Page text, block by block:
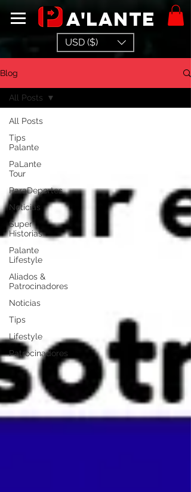
a'lante
USD ($)
Blog
All Posts
Tips
Palante
PaLante
Tour
ParaDeportes
Noticias
Super
Historias
Palante
Lifestyle
Aliados &
Patrocinadores
Noticias
Tips
Lifestyle
Patrocinadores
All Posts